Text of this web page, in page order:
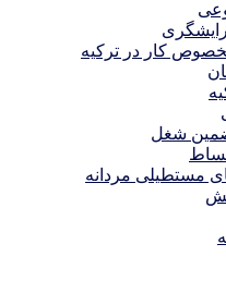
کار در ترکیه
شغل
مستطیلی مردانه